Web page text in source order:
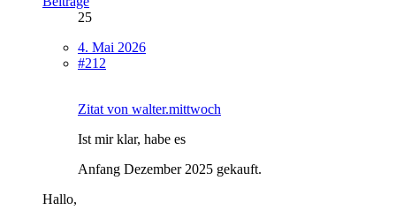
25
4. Mai 2026
#212
Zitat von walter.mittwoch
Ist mir klar, habe es
Anfang Dezember 2025 gekauft.
Hallo,